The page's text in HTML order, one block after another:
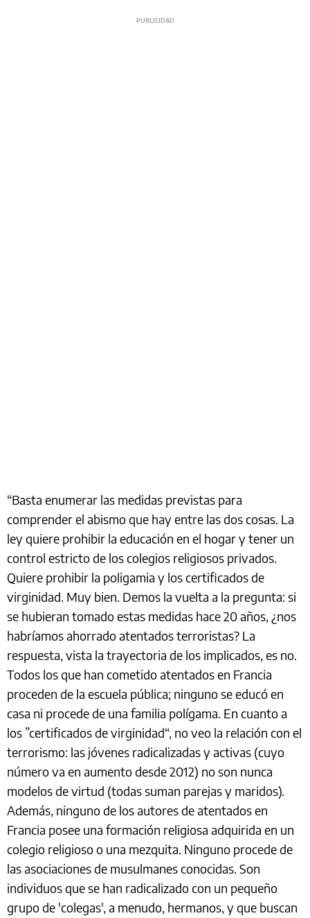
“Basta enumerar las medidas previstas para
comprender el abismo que hay entre las dos cosas. La
ley quiere prohibir la educación en el hogar y tener un
control estricto de los colegios religiosos privados.
Quiere prohibir la poligamia y los certificados de
virginidad. Muy bien. Demos la vuelta a la pregunta: si
se hubieran tomado estas medidas hace 20 años, ¿nos
habríamos ahorrado atentados terroristas? La
respuesta, vista la trayectoria de los implicados, es no.
Todos los que han cometido atentados en Francia
proceden de la escuela pública; ninguno se educó en
casa ni procede de una familia polígama. En cuanto a
los ”certificados de virginidad“, no veo la relación con el
terrorismo: las jóvenes radicalizadas y activas (cuyo
número va en aumento desde 2012) no son nunca
modelos de virtud (todas suman parejas y maridos).
Además, ninguno de los autores de atentados en
Francia posee una formación religiosa adquirida en un
colegio religioso o una mezquita. Ninguno procede de
las asociaciones de musulmanes conocidas. Son
individuos que se han radicalizado con un pequeño
grupo de 'colegas', a menudo, hermanos, y que buscan